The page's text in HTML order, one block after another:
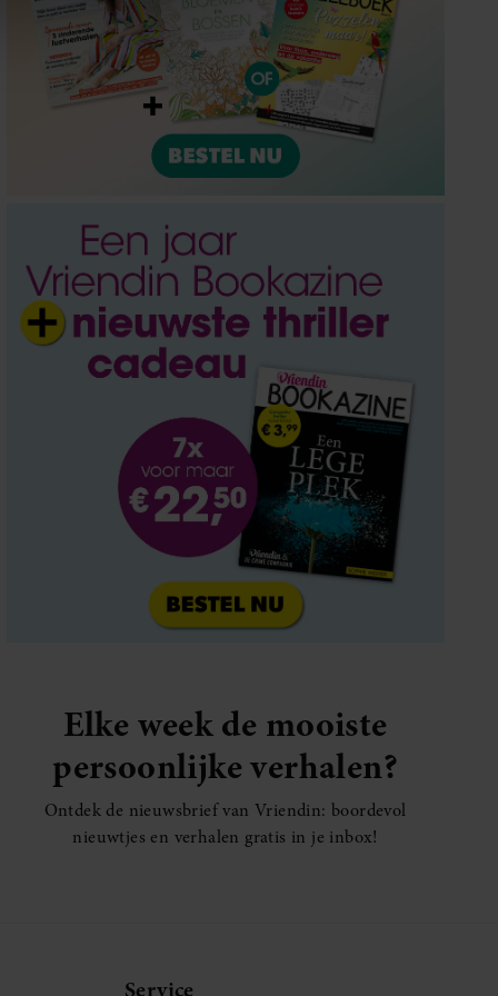
partners voor social
die u aan ze heeft
met onze cookies als u
Elke week de mooiste
persoonlijke verhalen?
Ontdek de nieuwsbrief van Vriendin: boordevol
nieuwtjes en verhalen gratis in je inbox!
Service